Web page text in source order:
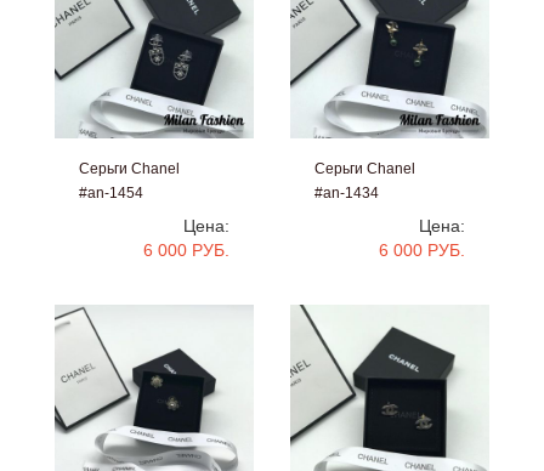
Серьги Chanel
#an-1454
Цена:
6 000 РУБ.
Серьги Chanel
#an-1434
Цена:
6 000 РУБ.